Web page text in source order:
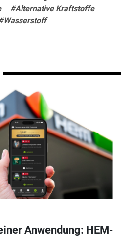
#Alternative Kraftstoffe
Anwendung: HEM-